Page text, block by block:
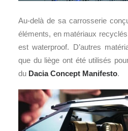
Au-delà de sa carrosserie
éléments, en matériaux
est waterproof. D’autres
que du liège ont été utilisés
du Dacia Concept Manifesto.